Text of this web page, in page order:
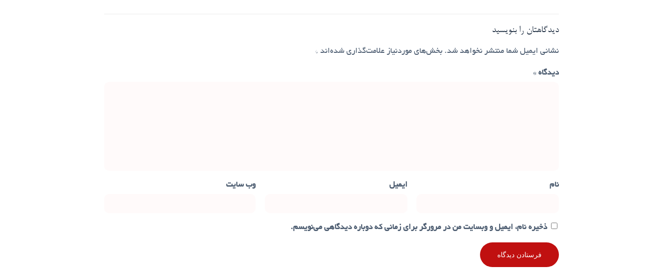
دیدگاهتان را بنویسید
نشانی ایمیل شما منتشر نخواهد شد. بخش‌های موردنیاز علامت‌گذاری شده‌اند *
دیدگاه *
نام ایمیل وب‌ سایت
ذخیره نام، ایمیل و وبسایت من در مرورگر برای زمانی که دوباره دیدگاهی می‌نویسم.